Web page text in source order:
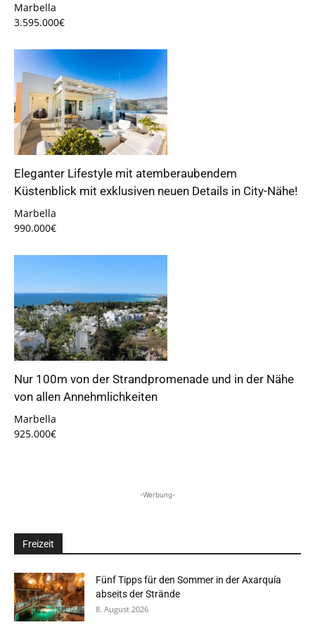
Marbella
3.595.000€
Eleganter Lifestyle mit atemberaubendem
Küstenblick mit exklusiven neuen Details in City-Nähe!
Marbella
990.000€
Nur 100m von der Strandpromenade und in der Nähe
von allen Annehmlichkeiten
Marbella
925.000€
-Werbung-
Freizeit
Fünf Tipps für den Sommer in der Axarquía
abseits der Strände
8. August 2026